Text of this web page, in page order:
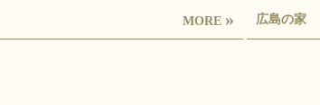
MORE » 広島の家